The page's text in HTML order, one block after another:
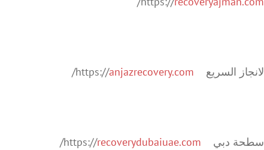
لانجاز السريع https:// anjazrecovery.com
/
سطحة دبي https:// recoverydubaiuae.com
/